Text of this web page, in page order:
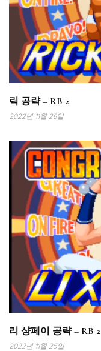
릭 공략 – RB 2
2022년 11월 28일
리 샹페이 공략 – RB 2
2022년 11월 25일